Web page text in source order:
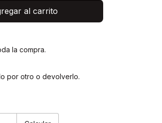
la compra.
por otro o devolverlo.